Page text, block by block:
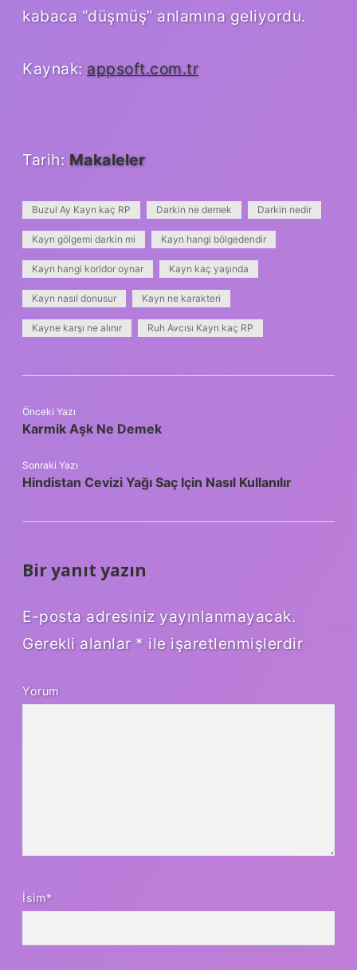
kabaca “düşmüş” anlamına geliyordu.
Kaynak: appsoft.com.tr
Tarih: Makaleler
Buzul Ay Kayn kaç RP Darkin ne demek Darkin nedir
Kayn gölgemi darkin mi Kayn hangi bölgedendir
Kayn hangi koridor oynar Kayn kaç yaşında
Kayn nasıl donusur Kayn ne karakteri
Kayne karşı ne alınır Ruh Avcısı Kayn kaç RP
Önceki Yazı
Karmik Aşk Ne Demek
Sonraki Yazı
Hindistan Cevizi Yağı Saç Için Nasıl Kullanılır
Bir yanıt yazın
E-posta adresiniz yayınlanmayacak.
Gerekli alanlar * ile işaretlenmişlerdir
Yorum
İsim*